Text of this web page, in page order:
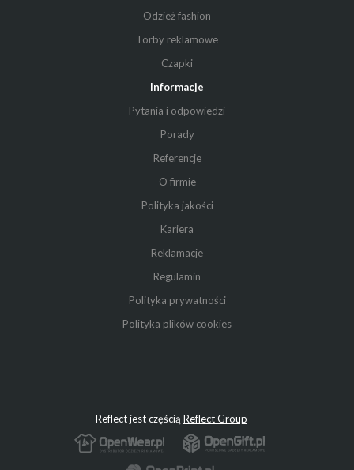
Odzież fashion
Torby reklamowe
Czapki
Informacje
Pytania i odpowiedzi
Porady
Referencje
O firmie
Polityka jakości
Kariera
Reklamacje
Regulamin
Polityka prywatności
Polityka plików cookies
Reflect jest częścią Reflect Group